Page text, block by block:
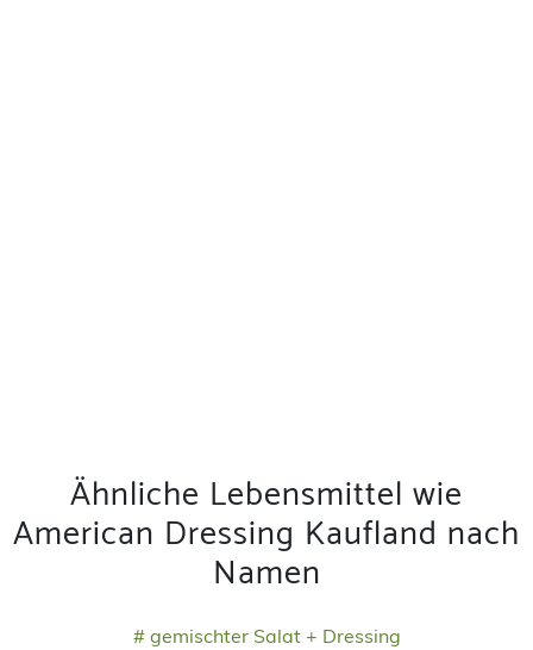
Ähnliche Lebensmittel wie
American Dressing Kaufland nach
Namen
# gemischter Salat + Dressing